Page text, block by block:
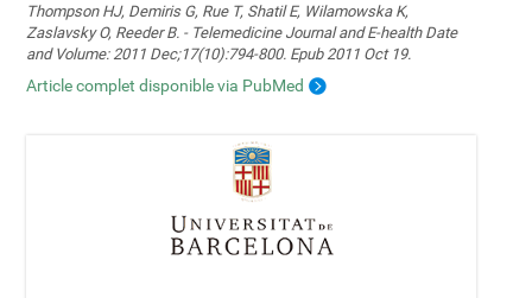
Thompson HJ, Demiris G, Rue T, Shatil E, Wilamowska K,
Zaslavsky O, Reeder B. - Telemedicine Journal and E-health Date
and Volume: 2011 Dec;17(10):794-800. Epub 2011 Oct 19.
Article complet disponible via PubMed